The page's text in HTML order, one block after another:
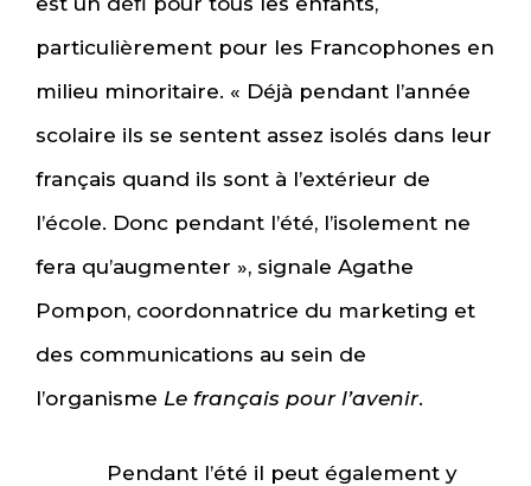
particulièrement pour les Francophones en
milieu minoritaire. « Déjà pendant l’année
scolaire ils se sentent assez isolés dans leur
français quand ils sont à l’extérieur de
l’école. Donc pendant l’été, l’isolement ne
fera qu’augmenter », signale Agathe
Pompon, coordonnatrice du marketing et
des communications au sein de
l’organisme Le français pour l’avenir.
Pendant l’été il peut également y